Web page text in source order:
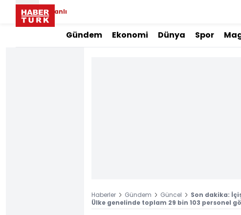
Canlı
Gündem Ekonomi Dünya Spor
Haberler Gündem Güncel
Son dakika:
Ülke genelinde toplam 29 bin 103 personel